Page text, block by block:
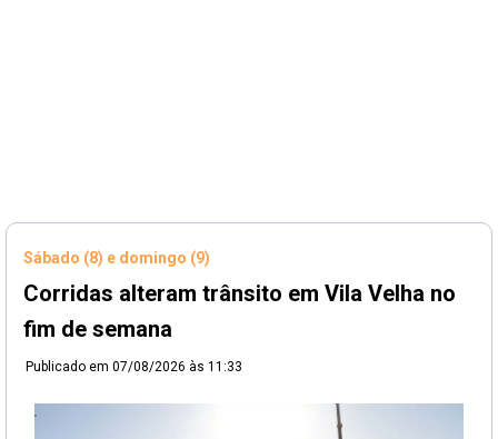
Sábado (8) e domingo (9)
Corridas alteram trânsito em Vila Velha no
fim de semana
Publicado em 07/08/2026 às 11:33